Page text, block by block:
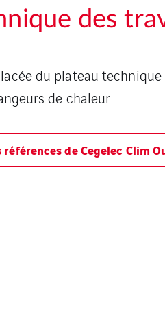
des
du plateau
de chaleur
de Cegelec Clim